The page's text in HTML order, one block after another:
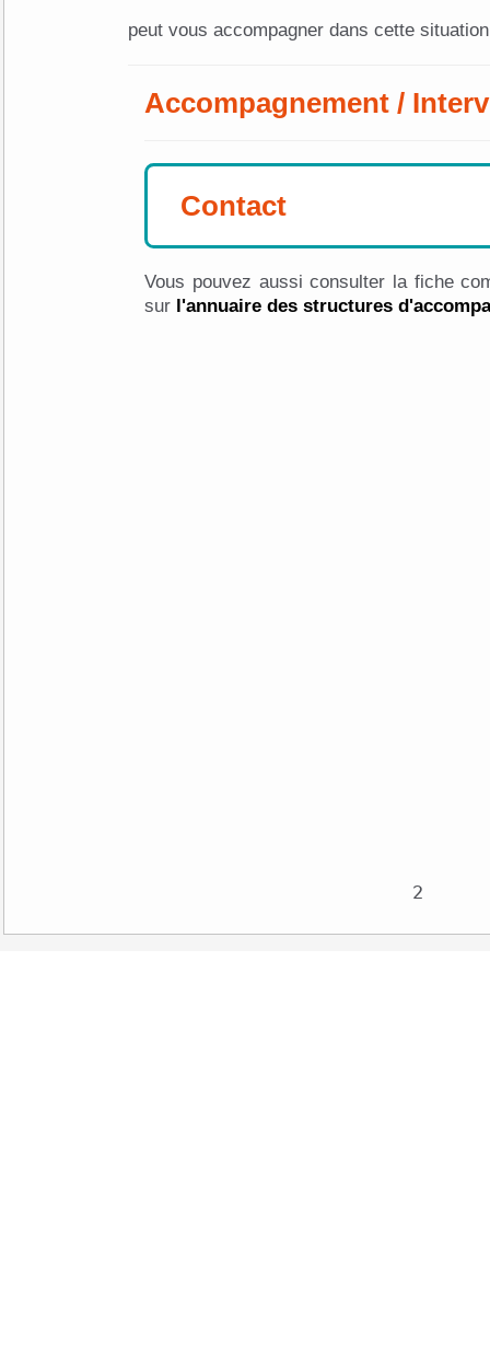
peut vous accompagner dans cette situation
Accompagnement /
Contact
Vous pouvez aussi consulter la fiche
sur l'annuaire des structures